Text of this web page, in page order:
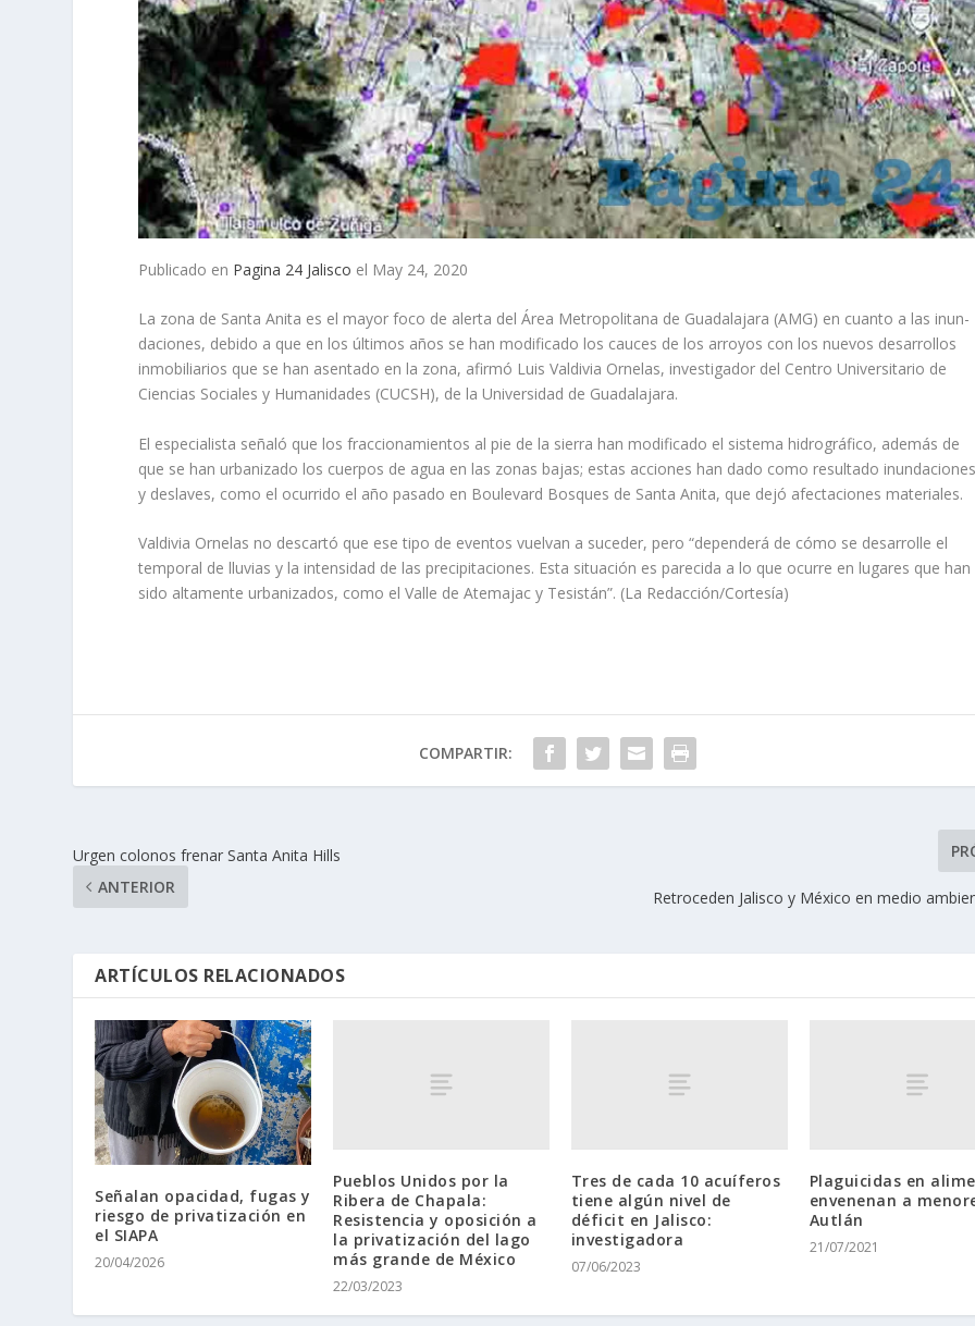
Publicado en Pagina 24 Jalisco el May 24, 2020
La zona de Santa Anita es el mayor foco de alerta del Área Metropolitana de Guadalajara (AMG) en cuanto a las inun­
daciones, debido a que en los últimos años se han modificado los cauces de los arroyos con los nuevos desarrollos
inmo­biliarios que se han asentado en la zona, afirmó Luis Valdi­via Ornelas, investigador del Centro Universitario de
Cien­cias Sociales y Humanidades (CUCSH), de la Universidad de Guadalajara.
El especialista señaló que los fraccionamientos al pie de la sierra han modificado el sistema hidrográfico, además de
que se han urbanizado los cuerpos de agua en las zonas bajas; estas acciones han dado como resultado
y deslaves, como el ocurrido el año pasado en Boulevard Bosques de Santa Anita, que dejó afectaciones materiales.
Valdivia Ornelas no des­cartó que ese tipo de eventos vuelvan a suceder, pero “de­penderá de cómo se desarro­lle el
temporal de lluvias y la intensidad de las precipitacio­nes. Esta situación es parecida a lo que ocurre en lugares que han
sido altamente urbaniza­dos, como el Valle de Atema­jac y Tesistán”. (La Redac­ción/Cortesía)
COMPARTIR:
Urgen colonos frenar Santa Anita Hills
ANTERIOR
Retroceden Jalisco y México en medio
ARTÍCULOS RELACIONADOS
Señalan opacidad, fugas y
riesgo de privatización en
el SIAPA
20/04/2026
Pueblos Unidos por la
Ribera de Chapala:
Resistencia y oposición a
la privatización del lago
más grande de México
22/03/2023
Tres de cada 10 acuíferos
tiene algún nivel de
déficit en Jalisco:
investigadora
07/06/2023
Plaguicidas en
envenenan a
Autlán
21/07/2021